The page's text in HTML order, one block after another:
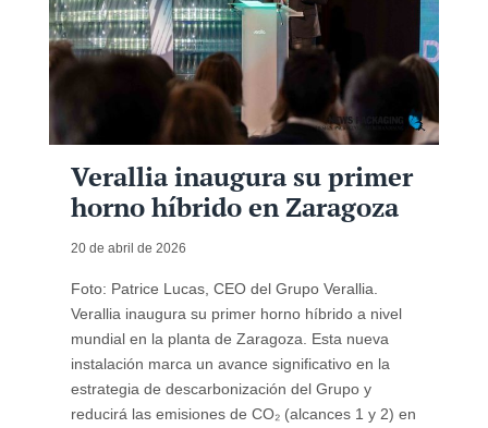
Verallia inaugura su primer
horno híbrido en Zaragoza
20 de abril de 2026
Foto: Patrice Lucas, CEO del Grupo Verallia.
Verallia inaugura su primer horno híbrido a nivel
mundial en la planta de Zaragoza. Esta nueva
instalación marca un avance significativo en la
estrategia de descarbonización del Grupo y
reducirá las emisiones de CO₂ (alcances 1 y 2) en